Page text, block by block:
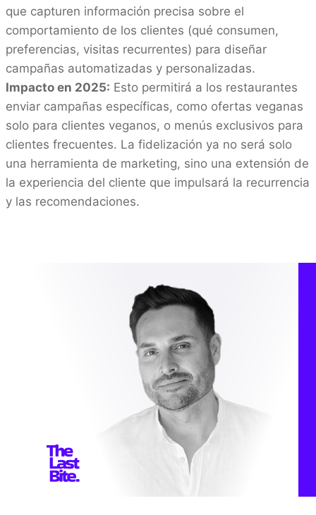
que capturen información precisa sobre el
comportamiento de los clientes (qué consumen,
preferencias, visitas recurrentes) para diseñar
campañas automatizadas y personalizadas.
Impacto en 2025: Esto permitirá a los restaurantes
enviar campañas específicas, como ofertas veganas
solo para clientes veganos, o menús exclusivos para
clientes frecuentes. La fidelización ya no será solo
una herramienta de marketing, sino una extensión de
la experiencia del cliente que impulsará la recurrencia
y las recomendaciones.